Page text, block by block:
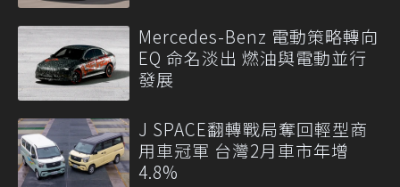
Mercedes-Benz 電動策略轉向
EQ 命名淡出 燃油與電動並行
發展
J SPACE翻轉戰局奪回輕型商
用車冠軍 台灣2月車市年增
4.8%